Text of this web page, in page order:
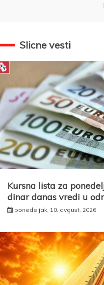
Slicne vesti
Kursna lista za
dinar danas vredi u
ponedeljak, 10. avgust, 2026